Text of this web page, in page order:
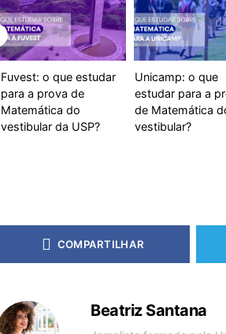
Fuvest: o que estudar
para a prova de
Matemática do
vestibular da USP?
Unicamp: o que
estudar para a
de Matemática
vestibular?
COMPARTILHAR
Beatriz Santana